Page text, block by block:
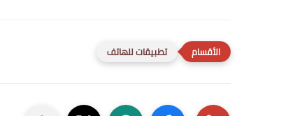
تطبيقات للهاتف